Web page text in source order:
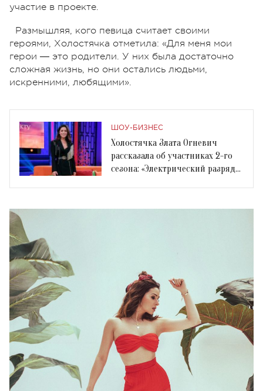
участие в проекте.
Размышляя, кого певица считает своими
героями, Холостячка отметила: «Для меня мои
герои ― это родители. У них была достаточно
сложная жизнь, но они остались людьми,
искренними, любящими».
ШОУ-БИЗНЕС
Холостячка Злата Огневич
рассказала об участниках 2-го
сезона: «Электрический разряд